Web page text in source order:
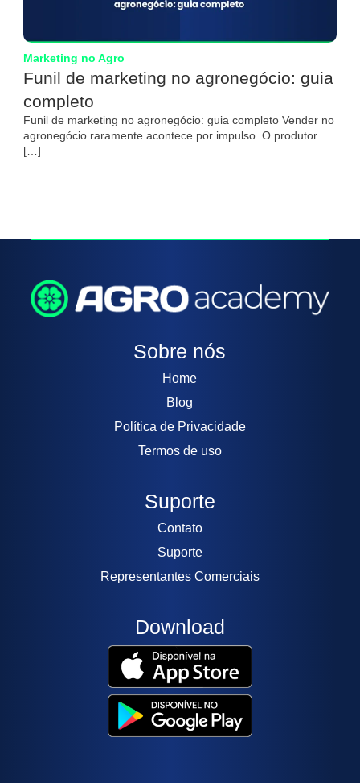
Marketing no Agro
Funil de marketing no agronegócio: guia
completo
Funil de marketing no agronegócio: guia completo Vender no
agronegócio raramente acontece por impulso. O produtor
[…]
Sobre nós
Home
Blog
Política de Privacidade
Termos de uso
Suporte
Contato
Suporte
Representantes Comerciais
Download